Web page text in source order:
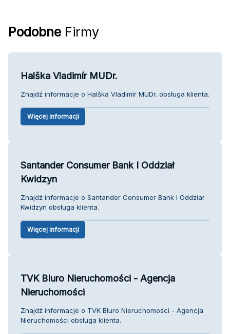
Podobne Firmy
Halška Vladimír MUDr.
Znajdź informacje o Halška Vladimír MUDr. obsługa klienta.
Więcej informacji
Santander Consumer Bank I Oddział
Kwidzyn
Znajdź informacje o Santander Consumer Bank I Oddział
Kwidzyn obsługa klienta.
Więcej informacji
TVK BIuro Nieruchomości - Agencja
Nieruchomości
Znajdź informacje o TVK BIuro Nieruchomości - Agencja
Nieruchomości obsługa klienta.